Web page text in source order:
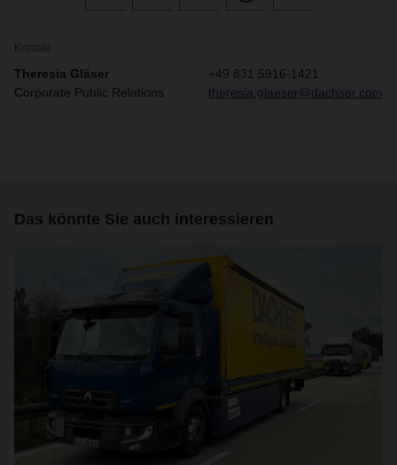
Kontakt
Theresia Gläser
Corporate Public Relations
+49 831 5916-1421
theresia.glaeser@dachser.com
Das könnte Sie auch interessieren